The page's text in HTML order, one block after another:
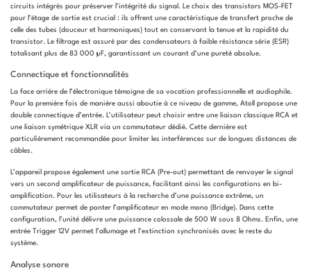
circuits intégrés pour préserver l’intégrité du signal. Le choix des transistors MOS-FET
pour l’étage de sortie est crucial : ils offrent une caractéristique de transfert proche de
celle des tubes (douceur et harmoniques) tout en conservant la tenue et la rapidité du
transistor. Le filtrage est assuré par des condensateurs à faible résistance série (ESR)
totalisant plus de 83 000 µF, garantissant un courant d’une pureté absolue.
Connectique et fonctionnalités
La face arrière de l’électronique témoigne de sa vocation professionnelle et audiophile.
Pour la première fois de manière aussi aboutie à ce niveau de gamme, Atoll propose une
double connectique d’entrée. L’utilisateur peut choisir entre une liaison classique RCA et
une liaison symétrique XLR via un commutateur dédié. Cette dernière est
particulièrement recommandée pour limiter les interférences sur de longues distances de
câbles.
L’appareil propose également une sortie RCA (Pre-out) permettant de renvoyer le signal
vers un second amplificateur de puissance, facilitant ainsi les configurations en bi-
amplification. Pour les utilisateurs à la recherche d’une puissance extrême, un
commutateur permet de ponter l’amplificateur en mode mono (Bridge). Dans cette
configuration, l’unité délivre une puissance colossale de 500 W sous 8 Ohms. Enfin, une
entrée Trigger 12V permet l’allumage et l’extinction synchronisés avec le reste du
système.
Analyse sonore